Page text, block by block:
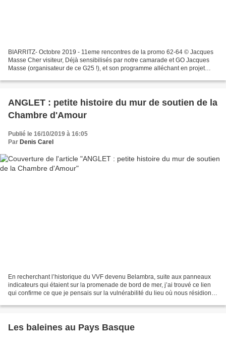
BIARRITZ- Octobre 2019 - 11eme rencontres de la promo 62-64 © Jacques
Masse Cher visiteur, Déjà sensibilisés par notre camarade et GO Jacques
Masse (organisateur de ce G25 !), et son programme alléchant en projet
ANGLET : petite histoire du mur de soutien de la
Chambre d'Amour
Publié le 16/10/2019 à 16:05
Par Denis Carel
En recherchant l’historique du VVF devenu Belambra, suite aux panneaux
indicateurs qui étaient sur la promenade de bord de mer, j’ai trouvé ce lien
qui confirme ce que je pensais sur la vulnérabilité du lieu où nous résidions
Les baleines au Pays Basque